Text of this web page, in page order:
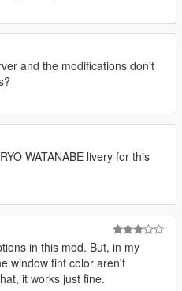
and the modifications don't
WATANABE livery for this
in this mod. But, in my
window tint color aren't
it works just fine.